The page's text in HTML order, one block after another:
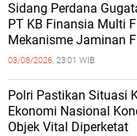
Sidang Perdana
PT KB Finansia Multi
Mekanisme Jaminan
03/08/2026, 23:01 WIB
‎Polri Pastikan Situasi
Ekonomi Nasional
Objek Vital Diperketat